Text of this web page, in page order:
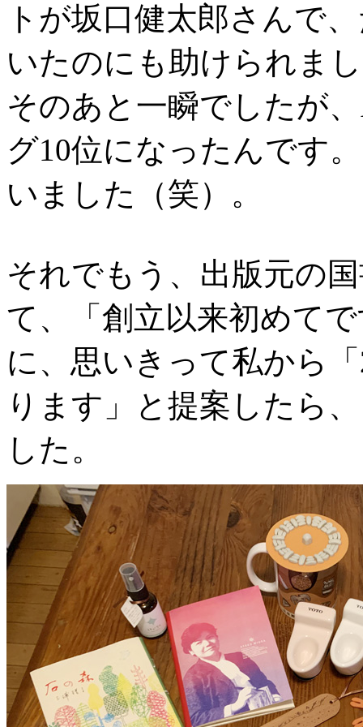
トが坂口健太郎さんで
いたのにも助けられま
そのあと一瞬でしたが
グ10位になったんです
いました（笑）。
それでもう、出版元の
て、「創立以来初めて
に、思いきって私から
ります」と提案したら
した。